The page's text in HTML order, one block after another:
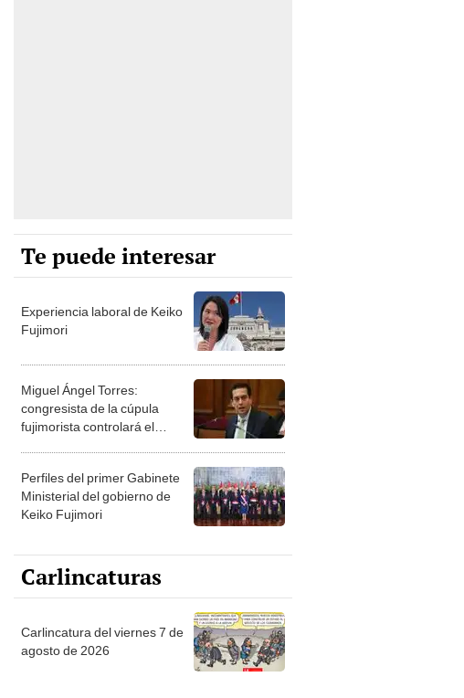
Te puede interesar
Experiencia laboral de Keiko
Fujimori
Miguel Ángel Torres:
congresista de la cúpula
fujimorista controlará el
Perfiles del primer Gabinete
Ministerial del gobierno de
Keiko Fujimori
Carlincaturas
Carlincatura del viernes 7 de
agosto de 2026